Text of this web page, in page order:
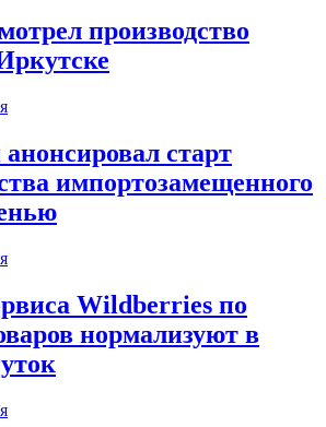
производство
старт
импортозамещенного
Wildberries по
нормализуют в